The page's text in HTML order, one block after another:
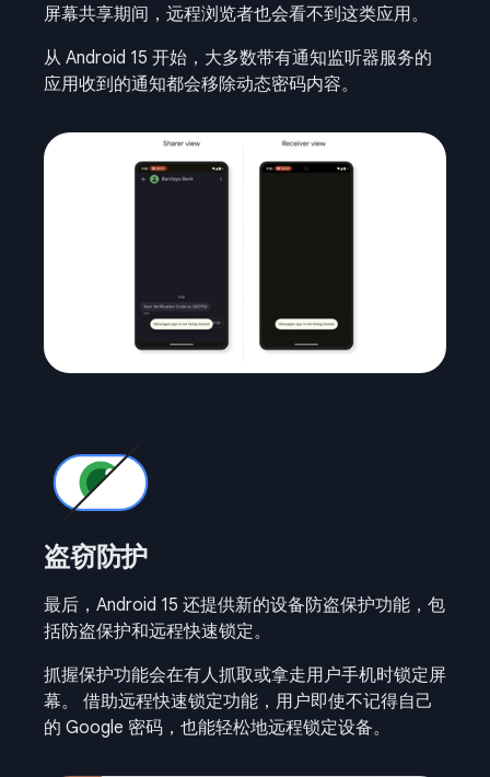
屏幕共享期间，远程浏览者也会看不到这类应用。
从 Android 15 开始，大多数带有通知监听器服务的
应用收到的通知都会移除动态密码内容。
盗窃防护
最后，Android 15 还提供新的设备防盗保护功能，包
括防盗保护和远程快速锁定。
抓握保护功能会在有人抓取或拿走用户手机时锁定屏
幕。 借助远程快速锁定功能，用户即使不记得自己
的 Google 密码，也能轻松地远程锁定设备。